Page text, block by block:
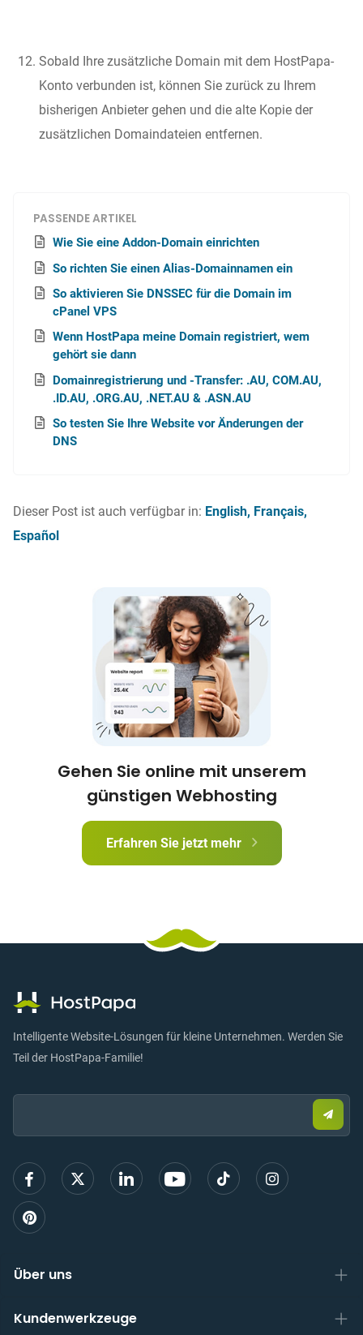
Sobald Ihre zusätzliche Domain mit dem HostPapa-
Konto verbunden ist, können Sie zurück zu Ihrem
bisherigen Anbieter gehen und die alte Kopie der
zusätzlichen Domaindateien entfernen.
PASSENDE ARTIKEL
Wie Sie eine Addon-Domain einrichten
So richten Sie einen Alias-Domainnamen ein
So aktivieren Sie DNSSEC für die Domain im
cPanel VPS
Wenn HostPapa meine Domain registriert, wem
gehört sie dann
Domainregistrierung und -Transfer: .AU, COM.AU,
.ID.AU, .ORG.AU, .NET.AU & .ASN.AU
So testen Sie Ihre Website vor Änderungen der
DNS
Dieser Post ist auch verfügbar in: English Français
Español
Gehen Sie online mit unserem
günstigen Webhosting
Erfahren Sie jetzt mehr
Intelligente Website-Lösungen für kleine Unternehmen. Werden Sie
Teil der HostPapa-Familie!
Email:
Sie
E-
Über uns
Kundenwerkzeuge